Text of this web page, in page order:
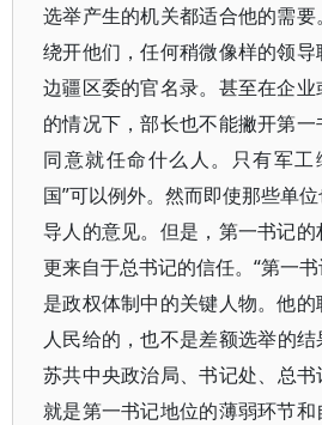
选举产生的机关都适合他的需
绕开他们，任何稍微像样的领
边疆区委的官名录。甚至在企
的情况下，部长也不能撇开第
同意就任命什么人。只有军工
国”可以例外。然而即使那些单
导人的意见。但是，第一书记的
更来自于总书记的信任。“第一
是政权体制中的关键人物。他
人民给的，也不是差额选举的
苏共中央政治局、书记处、总
就是第一书记地位的薄弱环节